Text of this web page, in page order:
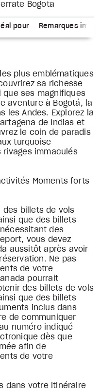
Bogota
pour Remarques
plus emblématiques
sa richesse
ses magnifiques
aventure à Bogotá, la
les Andes. Explorez la
de Indias et
le coin de paradis
turquoise
rivages immaculés
Moments forts
des billets de vols
que des billets
des
vous devez
aussitôt après avoir
Ne pas
de votre
pourrait
des billets de vols
que des billets
inclus dans
de communiquer
numéro indiqué
dès que
afin de
de votre
dans votre itinéraire